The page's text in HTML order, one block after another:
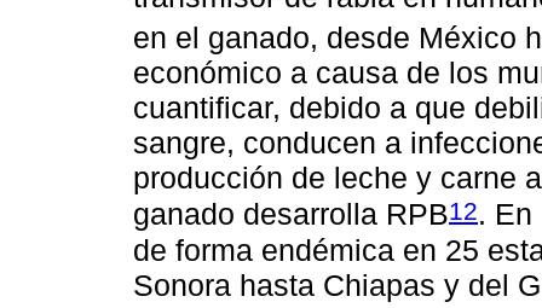
en el ganado, desde México
económico a causa de los
cuantificar, debido a que
sangre, conducen a
producción de leche y carne
ganado desarrolla RPB12. En
de forma endémica en 25
Sonora hasta Chiapas y del